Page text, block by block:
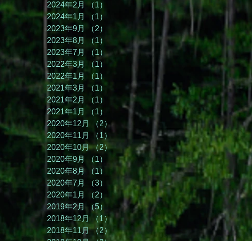
2024年2月 （1）
2024年1月
（1）
2023年9月
（2）
2件の記事
2023年8月
（1）
1件の記事
2023年7月
（1）1件の記事
2022年3月
（1）
2022年1月
（1）
2021年3月
（1）
1件の記事
2021年2月
（1）
1件の記事
2021年1月
（1）
1件の記事
2020年12月
（2）2件の記事
2020年11月
（1）
1件の記事
2020年10月 （2）2件の記事
2020年9月
（1）
1件の記事
2020年8月
（1）
1件の記事
2020年7月
（3）
3件の記事
2020年1月
（2）
2件の記事
2019年2月 （5）
5件の記事
2018年12月
（1） 1件の記事
2018年11月 （2）
2件の記事